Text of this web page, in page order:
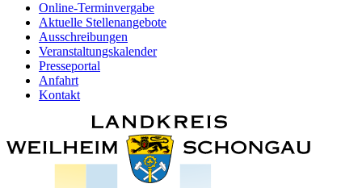
Online-Terminvergabe
Aktuelle Stellenangebote
Ausschreibungen
Veranstaltungskalender
Presseportal
Anfahrt
Kontakt